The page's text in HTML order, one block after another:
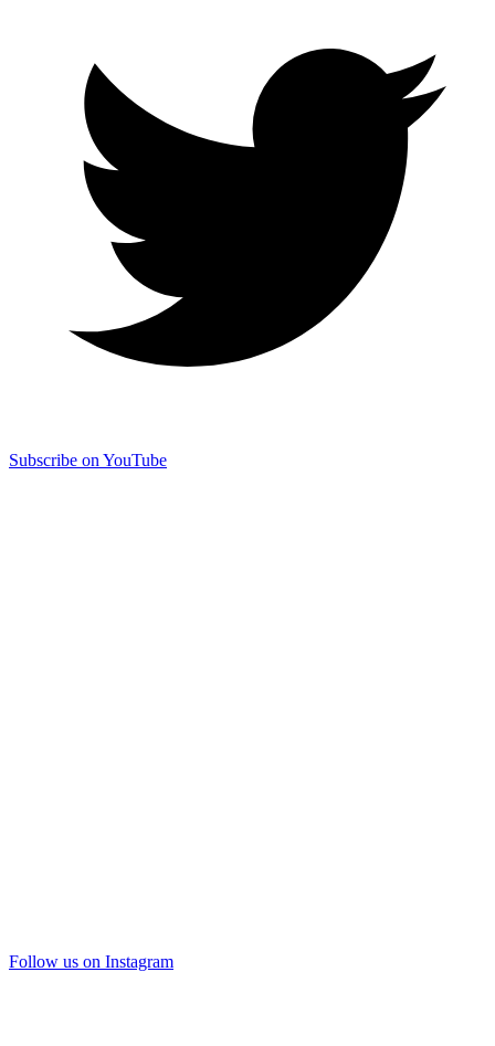
Subscribe on YouTube
Follow us on Instagram